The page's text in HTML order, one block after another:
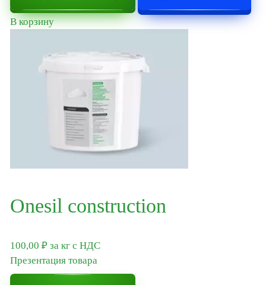
краски и штукатурки
Топпинг TOPSIL
Универсальная гидрофобная пропитка Ligera
Ceramic
Гидрофобизаторы для металла Ligera Ceramic
Metall
Огнебиозащита Ligera Ceramic BIO
Пропитка упрочнитель PROSIL
Кюринг PROSIL PROTECT
В корзину
Onesil construction
100,00 ₽ за кг с НДС
Презентация товара